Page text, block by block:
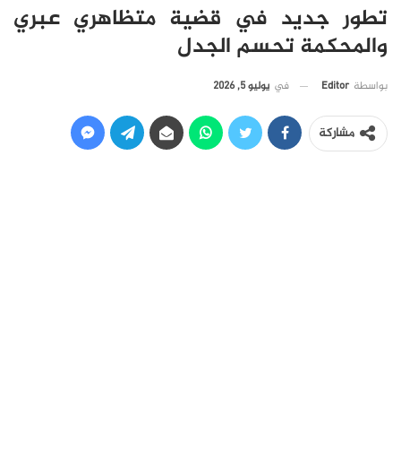
تطور جديد في قضية متظاهري عبري
والمحكمة تحسم الجدل
بواسطة Editor في يوليو 5, 2026
مشاركة